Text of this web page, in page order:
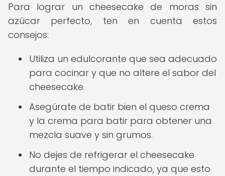
Para lograr un cheesecake de moras sin
azúcar perfecto, ten en cuenta estos
consejos:
Utiliza un edulcorante que sea adecuado
para cocinar y que no altere el sabor del
cheesecake.
Asegúrate de batir bien el queso crema
y la crema para batir para obtener una
mezcla suave y sin grumos.
No dejes de refrigerar el cheesecake
durante el tiempo indicado, ya que esto